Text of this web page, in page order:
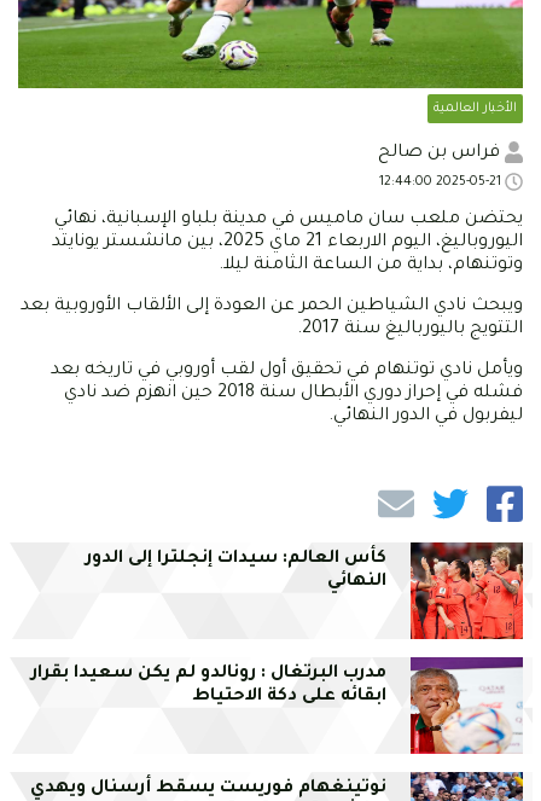
الأخبار العالمية
فراس بن صالح
يحتضن ملعب سان ماميس في مدينة بلباو الإسبانية، نهائي
اليوروباليغ، اليوم الاربعاء 21 ماي 2025، بين مانشستر يونايتد
وتوتنهام، بداية من الساعة الثامنة ليلا.
ويبحث نادي الشياطين الحمر عن العودة إلى الألقاب الأوروبية بعد
التتويج باليورباليغ سنة 2017.
ويأمل نادي توتنهام في تحقيق أول لقب أوروبي في تاريخه بعد
فشله في إحراز دوري الأبطال سنة 2018 حين انهزم ضد نادي
ليفربول في الدور النهائي.
كأس العالم: سيدات إنجلترا إلى الدور
النهائي
مدرب البرتغال : رونالدو لم يكن سعيدا بقرار
ابقائه على دكة الاحتياط
نوتينغهام فوريست يسقط أرسنال ويهدي